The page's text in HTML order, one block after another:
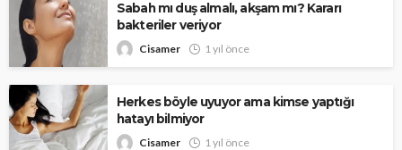
Sabah mı duş almalı, akşam mı? Kararı
bakteriler veriyor
Cisamer 1 yıl önce
Herkes böyle uyuyor ama kimse yaptığı
hatayı bilmiyor
Cisamer 1 yıl önce